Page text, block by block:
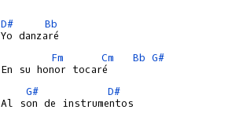
D#
Bb
Fm
Cm Bb G#
G#
D#